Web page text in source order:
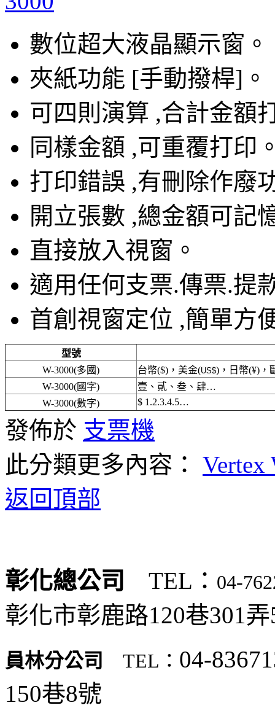
數位超大液晶顯示窗。
夾紙功能 [手動撥桿]。
可四則演算 ,合計金額
同樣金額 ,可重覆打印
打印錯誤 ,有刪除作廢
開立張數 ,總金額可記
直接放入視窗。
適用任何支票.傳票.提
首創視窗定位 ,簡單方
型號
W-3000(多國)
台幣($)，美金(US$)，日幣(¥)，
W-3000(國字)
壹、貳、叁、肆…
W-3000(數字)
$ 1.2.3.4.5…
發佈於 支票機
此分類更多內容：
Vertex
返回頂部
彰化總公司 TEL： 04-
彰化市彰鹿路120巷301
員林分公司 TEL： 04-
150巷8號